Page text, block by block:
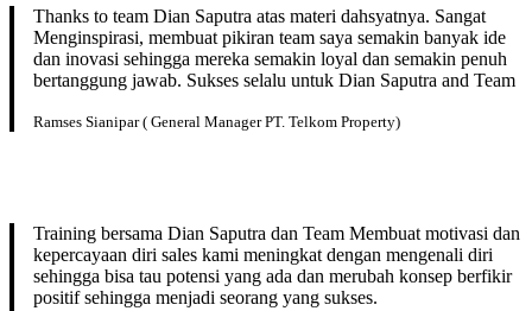
Thanks to team Dian Saputra atas materi dahsyatnya. Sangat
Menginspirasi, membuat pikiran team saya semakin banyak ide
dan inovasi sehingga mereka semakin loyal dan semakin penuh
bertanggung jawab. Sukses selalu untuk Dian Saputra and Team
Ramses Sianipar ( General Manager PT. Telkom Property)
Training bersama Dian Saputra dan Team Membuat motivasi dan
kepercayaan diri sales kami meningkat dengan mengenali diri
sehingga bisa tau potensi yang ada dan merubah konsep berfikir
positif sehingga menjadi seorang yang sukses.